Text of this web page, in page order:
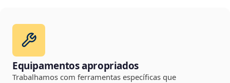
Equipamentos apropriados
Trabalhamos com ferramentas específicas que